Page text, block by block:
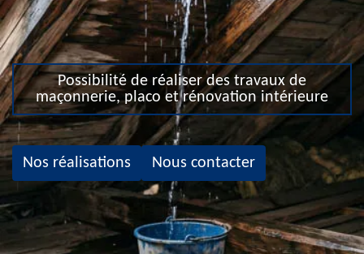
Possibilité de réaliser des travaux de
maçonnerie, placo et rénovation intérieure
Nos réalisations Nous contacter